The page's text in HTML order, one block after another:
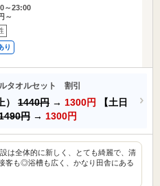
～23:00
～
り
タオルセット 割引
） 1440円 → 1300円
【土日
円 → 1300円
は全体的に新しく、とても綺麗で、清
客も◎浴槽も広く、かなり田舎にある